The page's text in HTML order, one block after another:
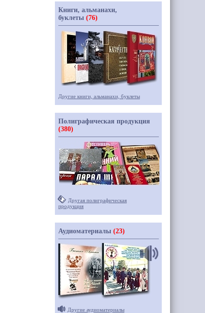
Книги, альманахи,
буклеты (76)
Другие книги, альманахи, буклеты
Полиграфическая продукция
(380)
Другая полиграфическая
продукция
Аудиоматериалы (23)
Другие аудиоматериалы